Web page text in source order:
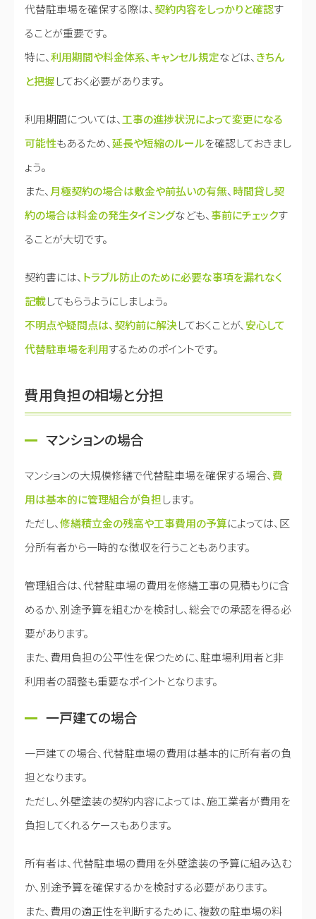
代替駐車場を確保する際は、 契約内容をしっかりと確認す
ることが重要です。
特に、利用期間や料金体系、キャンセル規定などは、 きちん
と把握しておく必要があります。
利用期間については、 工事の進捗状況によって変更になる
可能性もあるため、延長や短縮のルールを確認しておきまし
ょう。
また、 月極契約の場合は敷金や前払いの有無、 時間貸し契
約の場合は料金の発生タイミングなども、事前にチェックす
ることが大切です。
契約書には、 トラブル防止のために必要な事項を漏れなく
記載してもらうようにしましょう。
不明点や疑問点は、契約前に解決しておくことが、安心して
代替駐車場を利用するためのポイントです。
費用負担の相場と分担
マンションの場合
マンションの大規模修繕で代替駐車場を確保する場合、費
用は基本的に管理組合が負担します。
ただし、修繕積立金の残高や工事費用の予算によっては、区
分所有者から一時的な徴収を行うこともあります。
管理組合は、代替駐車場の費用を修繕工事の見積もりに含
めるか、別途予算を組むかを検討し、総会での承認を得る必
要があります。
また、費用負担の公平性を保つために、駐車場利用者と非
利用者の調整も重要なポイントとなります。
一戸建ての場合
一戸建ての場合、代替駐車場の費用は基本的に所有者の負
担となります。
ただし、外壁塗装の契約内容によっては、施工業者が費用を
負担してくれるケースもあります。
所有者は、代替駐車場の費用を外壁塗装の予算に組み込む
か、別途予算を確保するかを検討する必要があります。
また、費用の適正性を判断するために、複数の駐車場の料